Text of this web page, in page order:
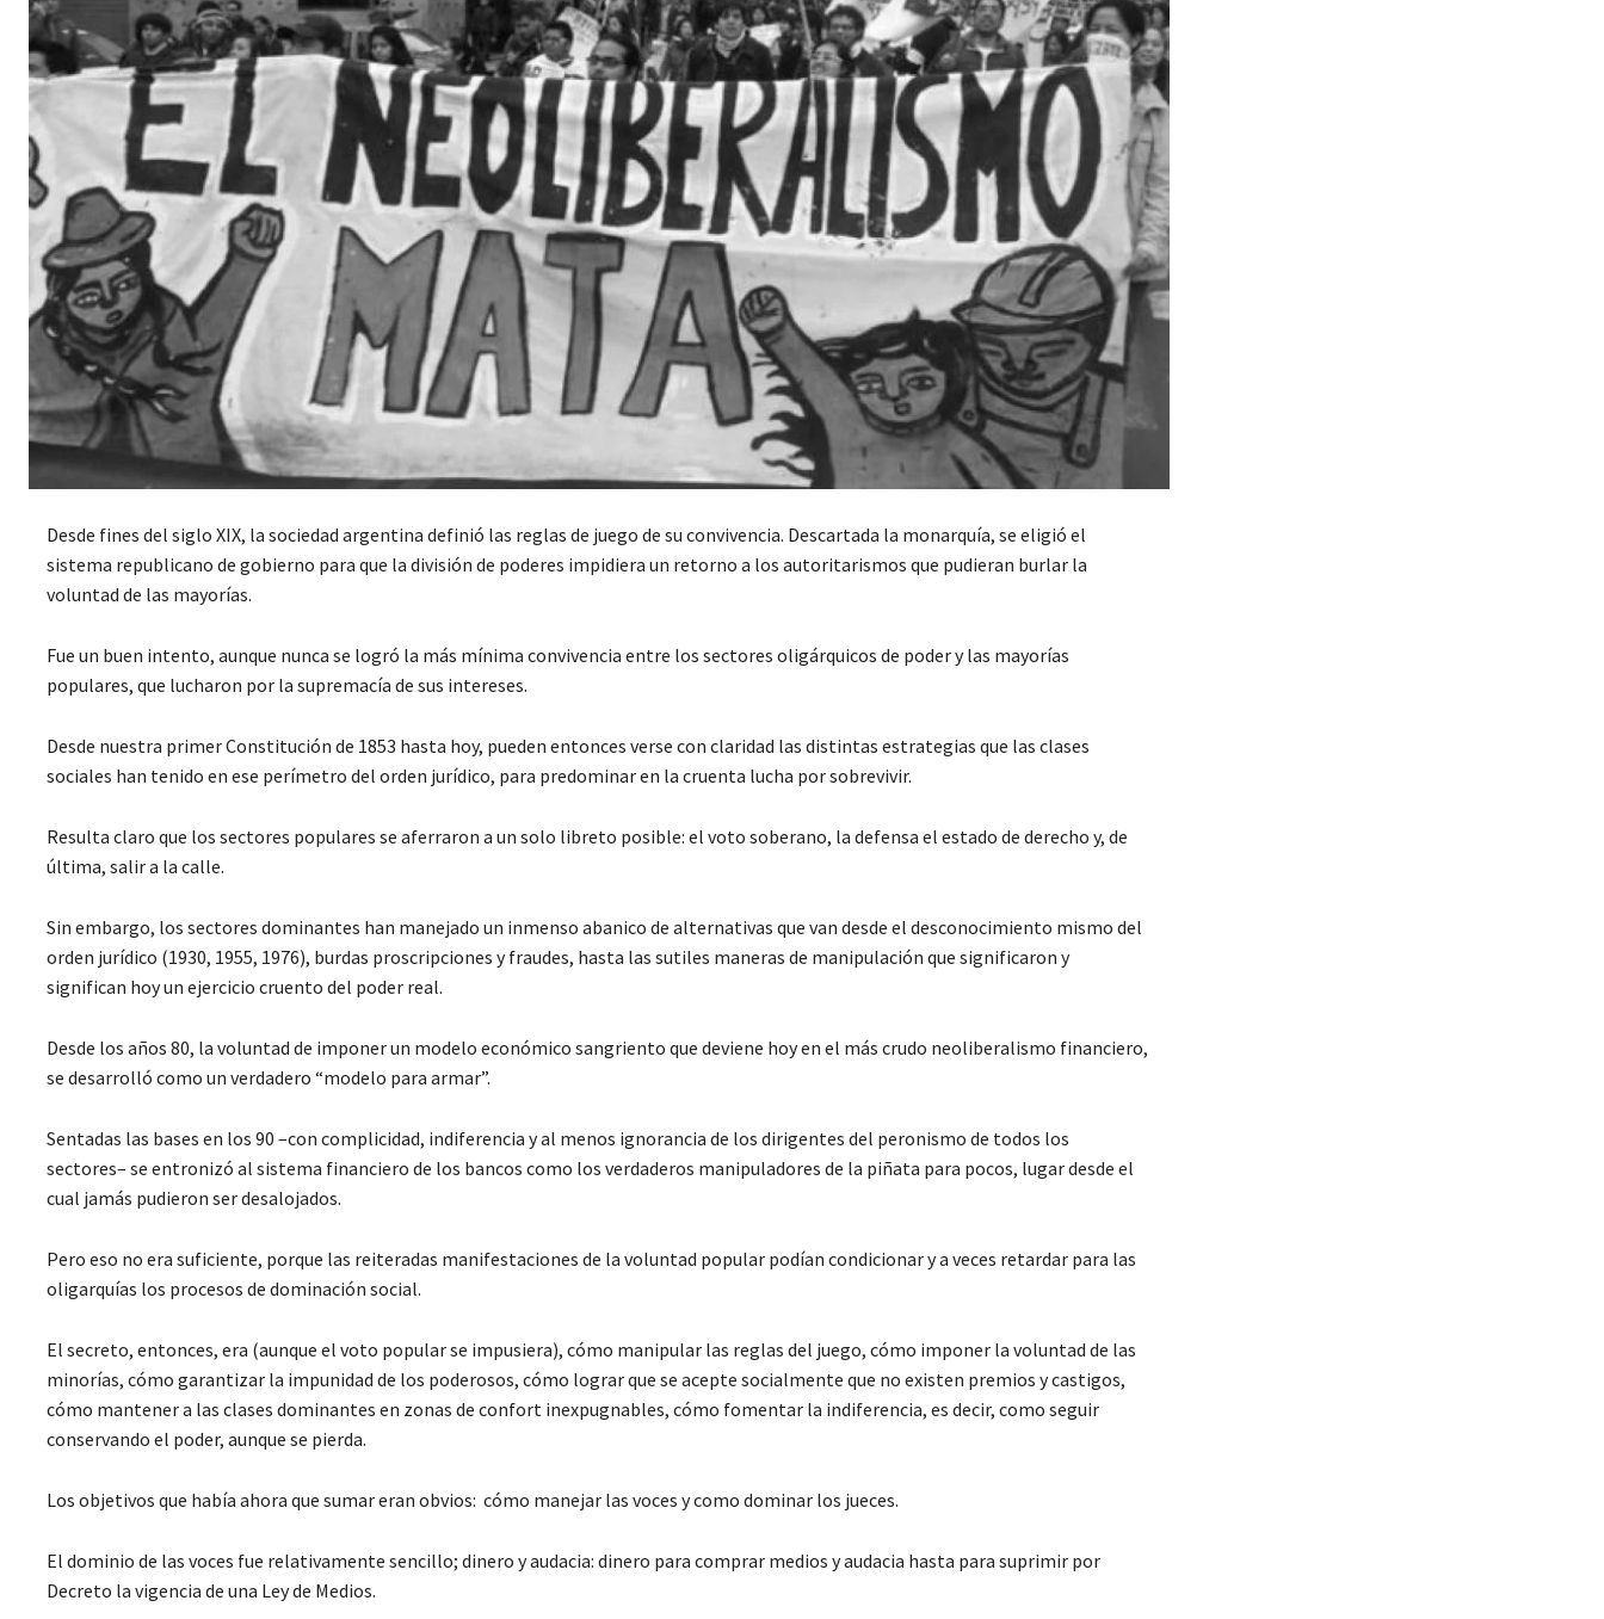
Desde fines del siglo XIX, la sociedad argentina definió las reglas de juego de su convivencia. Descartada la monarquía, se eligió el
sistema republicano de gobierno para que la división de poderes impidiera un retorno a los autoritarismos que pudieran burlar la
voluntad de las mayorías.
Fue un buen intento, aunque nunca se logró la más mínima convivencia entre los sectores oligárquicos de poder y las mayorías
populares, que lucharon por la supremacía de sus intereses.
Desde nuestra primer Constitución de 1853 hasta hoy, pueden entonces verse con claridad las distintas estrategias que las clases
sociales han tenido en ese perímetro del orden jurídico, para predominar en la cruenta lucha por sobrevivir.
Resulta claro que los sectores populares se aferraron a un solo libreto posible: el voto soberano, la defensa el estado de derecho y, de
última, salir a la calle.
Sin embargo, los sectores dominantes han manejado un inmenso abanico de alternativas que van desde el desconocimiento mismo del
orden jurídico (1930, 1955, 1976), burdas proscripciones y fraudes, hasta las sutiles maneras de manipulación que significaron y
significan hoy un ejercicio cruento del poder real.
Desde los años 80, la voluntad de imponer un modelo económico sangriento que deviene hoy en el más crudo neoliberalismo financiero,
se desarrolló como un verdadero “modelo para armar”.
Sentadas las bases en los 90 –con complicidad, indiferencia y al menos ignorancia de los dirigentes del peronismo de todos los
sectores– se entronizó al sistema financiero de los bancos como los verdaderos manipuladores de la piñata para pocos, lugar desde el
cual jamás pudieron ser desalojados.
Pero eso no era suficiente, porque las reiteradas manifestaciones de la voluntad popular podían condicionar y a veces retardar para las
oligarquías los procesos de dominación social.
El secreto, entonces, era (aunque el voto popular se impusiera), cómo manipular las reglas del juego, cómo imponer la voluntad de las
minorías, cómo garantizar la impunidad de los poderosos, cómo lograr que se acepte socialmente que no existen premios y castigos,
cómo mantener a las clases dominantes en zonas de confort inexpugnables, cómo fomentar la indiferencia, es decir, como seguir
conservando el poder, aunque se pierda.
Los objetivos que había ahora que sumar eran obvios: cómo manejar las voces y como dominar los jueces.
El dominio de las voces fue relativamente sencillo; dinero y audacia: dinero para comprar medios y audacia hasta para suprimir por
Decreto la vigencia de una Ley de Medios.